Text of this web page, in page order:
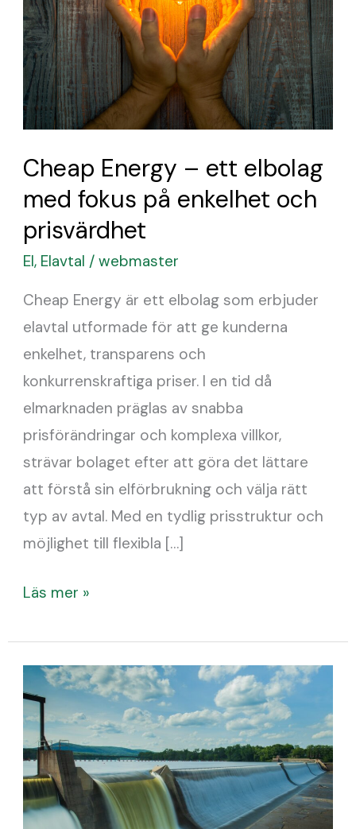
Cheap Energy – ett elbolag
med fokus på enkelhet och
prisvärdhet
El, Elavtal /webmaster
Cheap Energy är ett elbolag som erbjuder
elavtal utformade för att ge kunderna
enkelhet, transparens och
konkurrenskraftiga priser. I en tid då
elmarknaden präglas av snabba
prisförändringar och komplexa villkor,
strävar bolaget efter att göra det lättare
att förstå sin elförbrukning och välja rätt
typ av avtal. Med en tydlig prisstruktur och
möjlighet till flexibla […]
ett
elbolag
med
fokus
på
och
prisvärdhet
Läs mer »
Skellefteå
Kraft
omdöme
–
hur
står